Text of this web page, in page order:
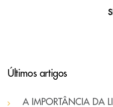
Últimos artigos
A IMPORTÂNCIA DA